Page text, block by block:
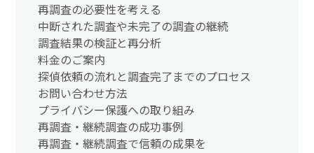
再調査の必要性を考える
中断された調査や未完了の調査の継続
調査結果の検証と再分析
料金のご案内
探偵依頼の流れと調査完了までのプロセス
お問い合わせ方法
プライバシー保護への取り組み
再調査・継続調査の成功事例
再調査・継続調査で信頼の成果を